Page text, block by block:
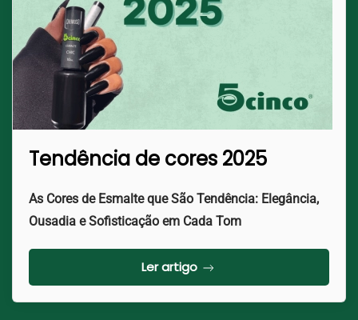
Tendência de cores 2025
As Cores de Esmalte que São Tendência: Elegância,
Ousadia e Sofisticação em Cada Tom
Ler artigo